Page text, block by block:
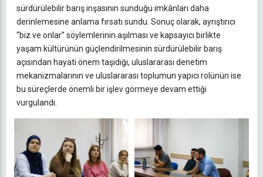
sürdürülebilir barış inşasının sunduğu imkânları daha
derinlemesine anlama fırsatı sundu. Sonuç olarak, ayrıştırıcı
“biz ve onlar” söylemlerinin aşılması ve kapsayıcı birlikte
yaşam kültürünün güçlendirilmesinin sürdürülebilir barış
açısından hayati önem taşıdığı, uluslararası denetim
mekanizmalarının ve uluslararası toplumun yapıcı rolünün ise
bu süreçlerde önemli bir işlev görmeye devam ettiği
vurgulandı.